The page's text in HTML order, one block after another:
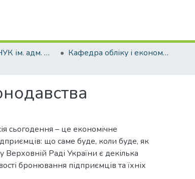
ВСП ПННІ НУК ім. адм. Макарова
Кафедра обліку і економічного аналізу (ОЕА)
сьогодення – це економічне
що саме буде, коли буде, як
Верховній Раді України є декілька
бронювання підприємців та їхніх